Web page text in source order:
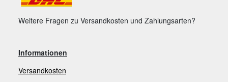
Weitere Fragen zu Versandkosten und Zahlungsarten?
Informationen
Versandkosten